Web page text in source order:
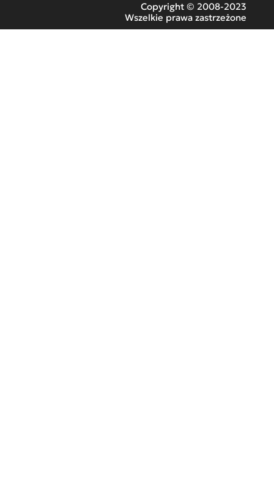
Copyright © 2008-2023
Wszelkie prawa zastrzeżone